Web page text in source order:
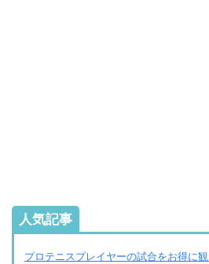
人気記事
プロテニスプレイヤーの試合をお得に